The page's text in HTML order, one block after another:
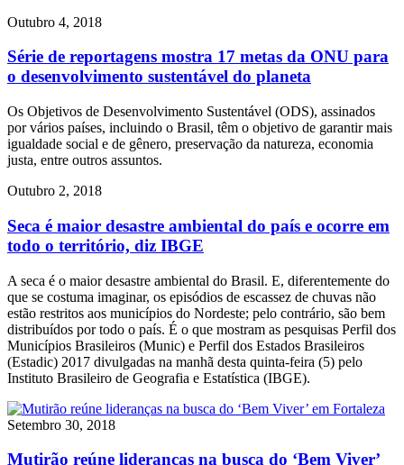
Outubro 4, 2018
Série de reportagens mostra 17 metas da ONU para
o desenvolvimento sustentável do planeta
Os Objetivos de Desenvolvimento Sustentável (ODS), assinados
por vários países, incluindo o Brasil, têm o objetivo de garantir mais
igualdade social e de gênero, preservação da natureza, economia
justa, entre outros assuntos.
Outubro 2, 2018
Seca é maior desastre ambiental do país e ocorre em
todo o território, diz IBGE
A seca é o maior desastre ambiental do Brasil. E, diferentemente do
que se costuma imaginar, os episódios de escassez de chuvas não
estão restritos aos municípios do Nordeste; pelo contrário, são bem
distribuídos por todo o país. É o que mostram as pesquisas Perfil dos
Municípios Brasileiros (Munic) e Perfil dos Estados Brasileiros
(Estadic) 2017 divulgadas na manhã desta quinta-feira (5) pelo
Instituto Brasileiro de Geografia e Estatística (IBGE).
Setembro 30, 2018
Mutirão reúne lideranças na busca do ‘Bem Viver’